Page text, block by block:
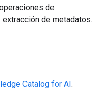
de
de metadatos.
Catalog for AI .